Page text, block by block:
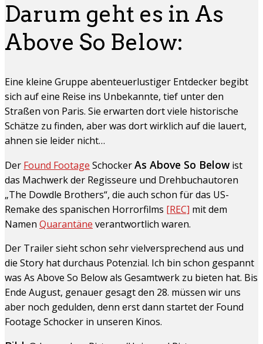
Darum geht es in As
Above So Below:
Eine kleine Gruppe abenteuerlustiger Entdecker begibt
sich auf eine Reise ins Unbekannte, tief unter den
Straßen von Paris. Sie erwarten dort viele historische
Schätze zu finden, aber was dort wirklich auf die lauert,
ahnen sie leider nicht…
Der Found Footage SchockerAs Above So Below ist
das Machwerk der Regisseure und Drehbuchautoren
„The Dowdle Brothers“, die auch schon für das US-
Remake des spanischen Horrorfilms [REC] mit dem
Namen Quarantäne verantwortlich waren.
Der Trailer sieht schon sehr vielversprechend aus und
die Story hat durchaus Potenzial. Ich bin schon gespannt
was As Above So Below als Gesamtwerk zu bieten hat. Bis
Ende August, genauer gesagt den 28. müssen wir uns
aber noch gedulden, denn erst dann startet der Found
Footage Schocker in unseren Kinos.